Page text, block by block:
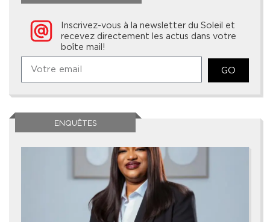
Inscrivez-vous à la newsletter du Soleil et
recevez directement les actus dans votre
boîte mail!
GO
ENQUÊTES